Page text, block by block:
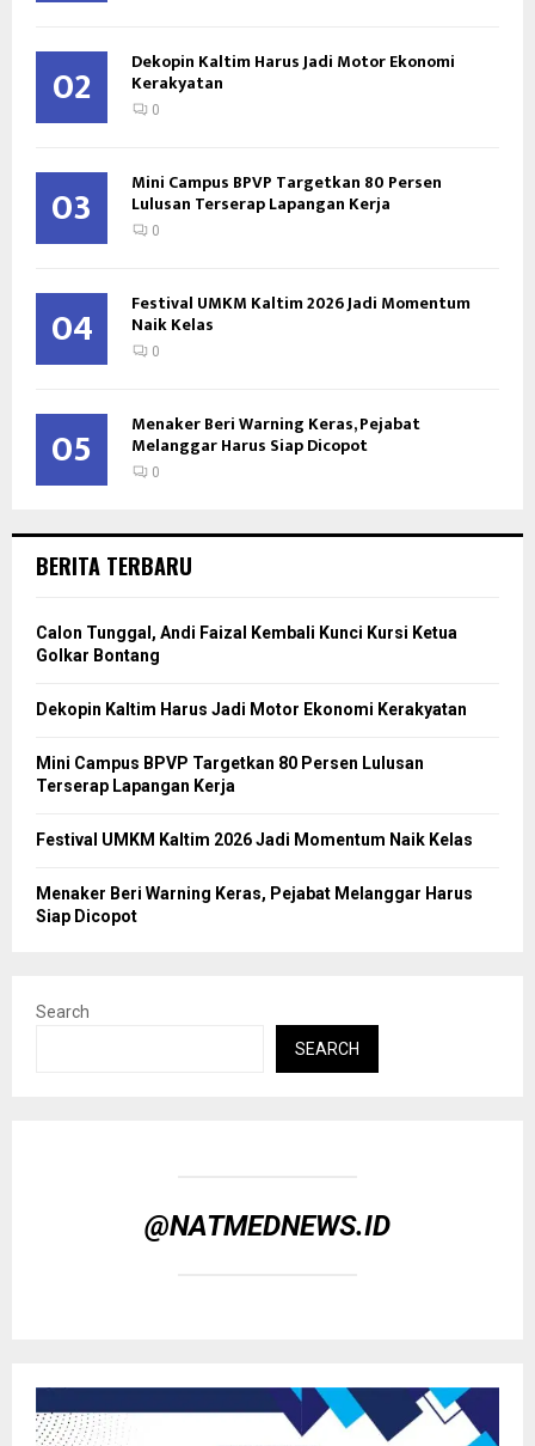
02 Dekopin Kaltim Harus Jadi Motor Ekonomi
Kerakyatan
0
03 Mini Campus BPVP Targetkan 80 Persen
Lulusan Terserap Lapangan Kerja
0
04 Festival UMKM Kaltim 2026 Jadi Momentum
Naik Kelas
0
05 Menaker Beri Warning Keras, Pejabat
Melanggar Harus Siap Dicopot
0
BERITA TERBARU
Calon Tunggal, Andi Faizal Kembali Kunci Kursi Ketua
Golkar Bontang
Dekopin Kaltim Harus Jadi Motor Ekonomi Kerakyatan
Mini Campus BPVP Targetkan 80 Persen Lulusan
Terserap Lapangan Kerja
Festival UMKM Kaltim 2026 Jadi Momentum Naik Kelas
Menaker Beri Warning Keras, Pejabat Melanggar Harus
Siap Dicopot
Search
SEARCH
@NATMEDNEWS.ID